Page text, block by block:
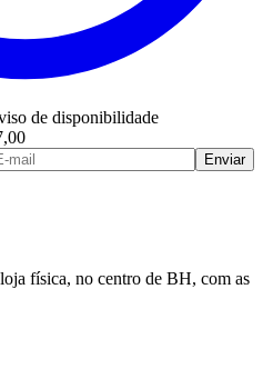
de disponibilidade
Enviar
física, no centro de BH, com as